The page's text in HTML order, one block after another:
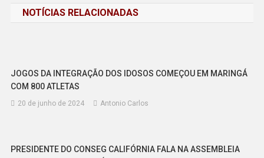
Post
NOTÍCIAS RELACIONADAS
JOGOS DA INTEGRAÇÃO DOS IDOSOS COMEÇOU EM MARINGÁ
COM 800 ATLETAS
20 de junho de 2024 Antonio Carlos
PRESIDENTE DO CONSEG CALIFÓRNIA FALA NA ASSEMBLEIA